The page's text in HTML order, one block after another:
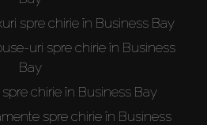
spre chirie în Business Bay
uri spre chirie în Business
Bay
chirie în Business Bay
spre chirie în Business